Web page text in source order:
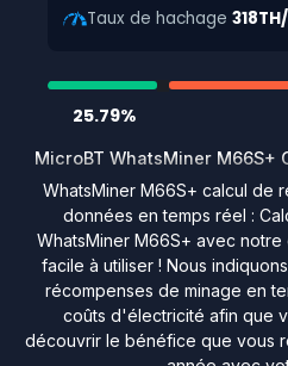
Taux de hachage
25.79%
MicroBT WhatsMiner
WhatsMiner M66S+ calcul de
données en temps réel :
WhatsMiner M66S+ avec notre
facile à utiliser ! Nous
récompenses de minage en
coûts d'électricité afin que
découvrir le bénéfice que vous